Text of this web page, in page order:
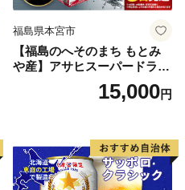
福島県本宮市
【福島のへそのまち もとみ
や産】アサヒスーパードライ
350ml×24本 合計8.4L 1ケー
ス アルコール度数5% 缶ビー
口 送料無料 カメイ 本宮市
【07214-0206】
15,000円